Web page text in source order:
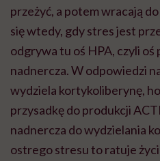
przeżyć, a potem wracają
się wtedy, gdy stres jest
odgrywa tu oś HPA, czyli
nadnercza. W odpowiedzi
wydziela kortykoliberynę,
przysadkę do produkcji
nadnercza do wydzielania
ostrego stresu to ratuje